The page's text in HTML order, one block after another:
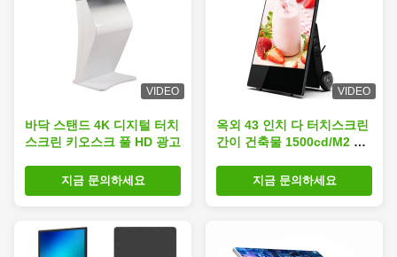
VIDEO
바닥 스탠드 4K 디지털 터치
스크린 키오스크 풀 HD 광고
지금 문의하세요
VIDEO
옥외 43 인치 다 터치스크린
간이 건축물 1500cd/M2 독
시 장치지금 문의하세요